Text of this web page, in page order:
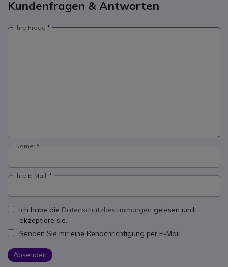
Kundenfragen & Antworten
Ihre Frage
Name:
Ihre E-Mail:
Ich habe die Datenschutzbestimmungen gelesen und
akzeptiere sie.
Senden Sie mir eine Benachrichtigung per E-Mail
Absenden